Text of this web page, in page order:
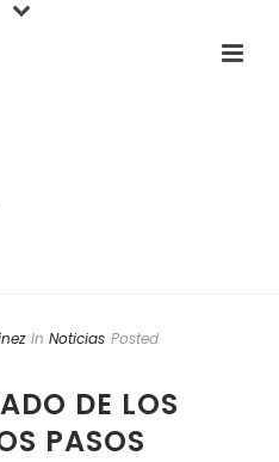
In Noticias Posted
DE LOS
PASOS